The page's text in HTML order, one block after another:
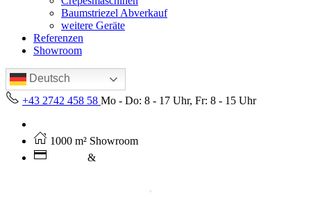
Baumstriezel Abverkauf
weitere Geräte
Referenzen
Showroom
Deutsch
+43 2742 458 58 Mo - Do: 8 - 17 Uhr, Fr: 8 - 15 Uhr
1000 m² Showroom
&